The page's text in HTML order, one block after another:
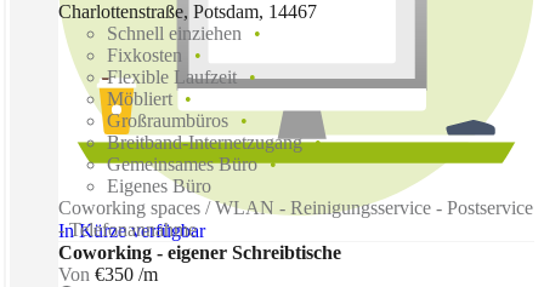
In Kürze verfügbar
Charlottenstraße, Potsdam, 14467
Schnell einziehen
Fixkosten
Flexible Laufzeit
Möbliert
Großraumbüros
Breitband-Internetzugang
Gemeinsames Büro
Eigenes Büro
Coworking spaces / WLAN - Reinigungsservice - Postservice
- Telefonannahme
Coworking - eigener Schreibtische
Von €350 /m